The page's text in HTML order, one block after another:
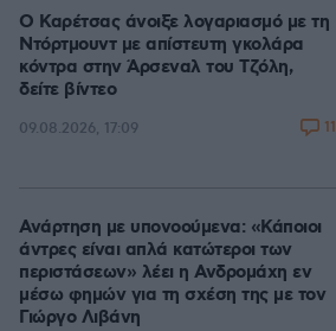
Ο Καρέτσας άνοιξε λογαριασμό με τη
Ντόρτμουντ με απίστευτη γκολάρα
κόντρα στην Άρσεναλ του Τζόλη,
δείτε βίντεο
09.08.2026, 17:09 11
Ανάρτηση με υπονοούμενα: «Κάποιοι
άντρες είναι απλά κατώτεροι των
περιστάσεων» λέει η Ανδρομάχη εν
μέσω φημών για τη σχέση της με τον
Γιώργο Λιβάνη